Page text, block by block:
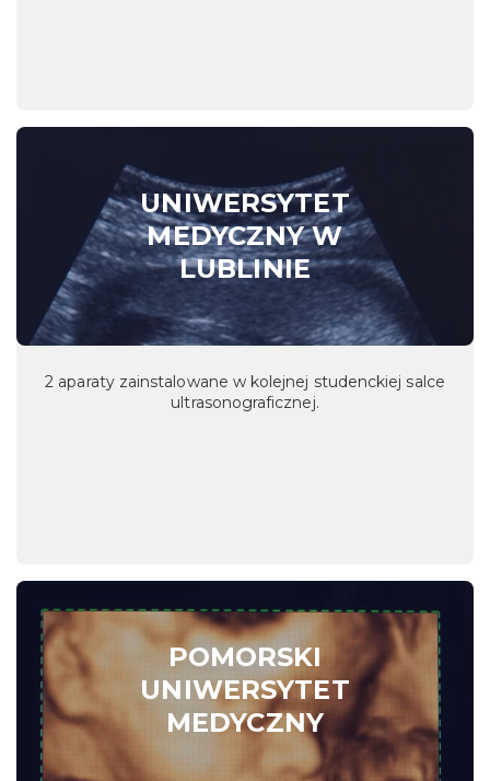
UNIWERSYTET
MEDYCZNY W
LUBLINIE
2 aparaty zainstalowane w kolejnej studenckiej salce
ultrasonograficznej.
POMORSKI
UNIWERSYTET
MEDYCZNY